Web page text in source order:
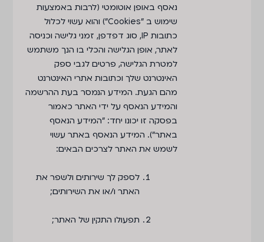
נאסף באופן אוטומטי (לרבות באמצעות
שימוש ב "Cookies") והוא עשוי לכלול
כתובות IP, סוג דפדפן, זמני גלישה וכניסה
לאתר, אופן הגלישה והכלי בו הנך משתמש
למטרת הגלישה, פרטים לגבי ספק
האינטרנט שלך וכתובות אתרי האינטרנט
מהם הגעת. המידע הנמסר בעת ההרשמה
והמידע הנאסף על ידי האתר כאמור
בפסקה זו יכונו יחד: "המידע הנאסף
באתר"). המידע הנאסף באתר עשוי
לשמש את האתר לצרכים הבאים:
לספק לך שירותים ולשפר את
האתר ו/או את השירותים;
תפעולו התקין של האתר;